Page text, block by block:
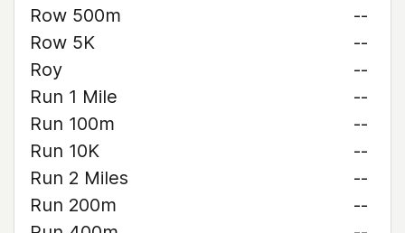
Row 500m
--
Row 5K
--
Roy
--
Run 1 Mile
--
Run 100m
--
Run 10K
--
Run 2 Miles
--
Run 200m
--